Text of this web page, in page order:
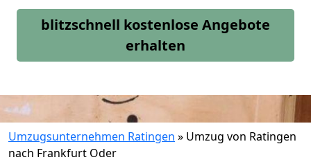
blitzschnell kostenlose Angebote
erhalten
Umzugsunternehmen Ratingen » Umzug von Ratingen
nach Frankfurt Oder